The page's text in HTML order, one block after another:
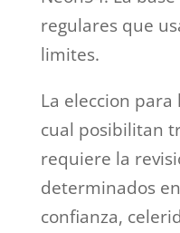
regulares que
limites.
La eleccion para
cual posibilitan
requiere la
determinados
confianza,